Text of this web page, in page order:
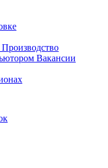
Производство
Вакансии